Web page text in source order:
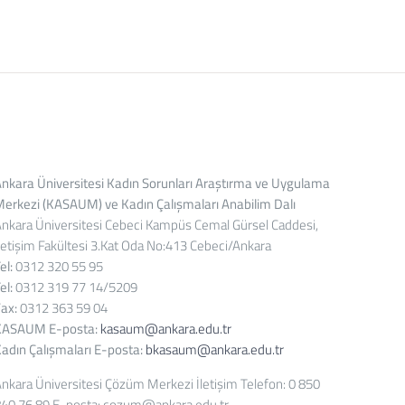
Üniversitesi Kadın Sorunları Araştırma ve Uygulama
(KASAUM) ve Kadın Çalışmaları Anabilim Dalı
Üniversitesi Cebeci Kampüs Cemal Gürsel Caddesi,
Fakültesi 3.Kat Oda No:413 Cebeci/Ankara
0312 320 55 95
0312 319 77 14/5209
0312 363 59 04
E-posta:kasaum@ankara.edu.tr
Çalışmaları E-posta:bkasaum@ankara.edu.tr
Üniversitesi Çözüm Merkezi İletişim Telefon: 0 850